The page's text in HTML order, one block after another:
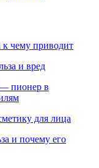
к чему приводит
и вред
пионер в
для лица
и почему его